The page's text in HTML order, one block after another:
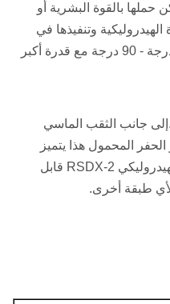
بالقوة البشرية أو
الهيدروليكية وتنفيذها في
مساحة ضيقة لحفر حفرة عند 45 درجة - 90 درجة مع قدرة أكبر
جانب الثقب الماسي
المحمول هذا يتميز
بتقنيات قوية للتكيف.جهاز الحفر الهيدروليكي RSDX-2 قابل
لأي طبقة أخرى.